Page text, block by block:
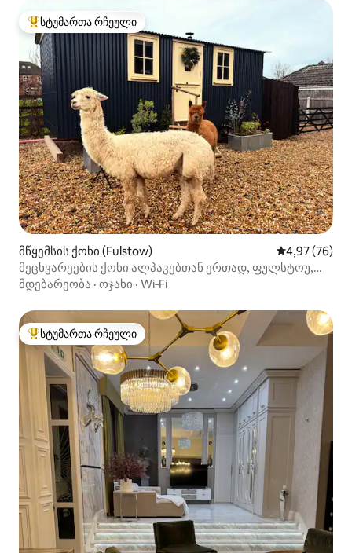
სტუმართა რჩეული მოწინავე ვარიანტი
სტუმართა რჩეული
მწყემსის ქოხი (Fulstow) საშუალო
4,97 (76)
მეცხვარეების ქოხი ალპაკებთან ერთად, ფულსტოუ,
ლინკოლნშირი
მდებარეობა · ოჯახი · Wi‑Fi
სტუმართა რჩეული მოწინავე ვარიანტი
სტუმართა რჩეული